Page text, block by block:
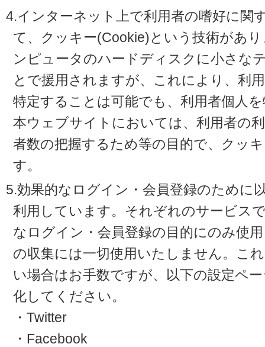
4.インターネット上で利用者の嗜好に関
て、クッキー(Cookie)という技術があ
ンピュータのハードディスクに小さな
とで援用されますが、これにより、利
特定することは可能でも、利用者個人
本ウェブサイトにおいては、利用者の
者数の把握するため等の目的で、クッ
す。
5.効果的なログイン・会員登録のために
利用しています。それぞれのサービス
なログイン・会員登録の目的にのみ使
の収集には一切使用いたしません。こ
い場合はお手数ですが、以下の設定ペ
化してください。
・Twitter
・Facebook